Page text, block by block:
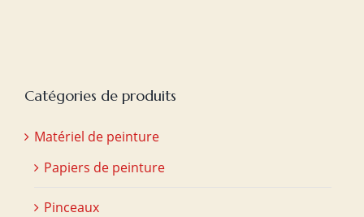
Catégories de produits
Matériel de peinture
Papiers de peinture
Pinceaux